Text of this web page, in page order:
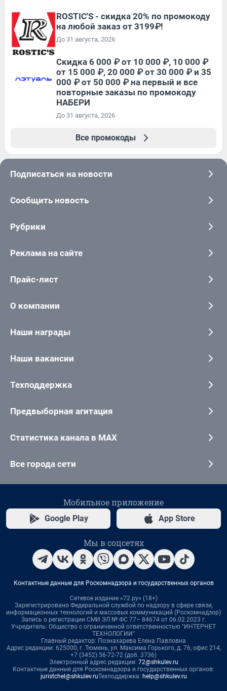
ROSTIC'S - скидка 20% по промокоду
на любой заказ от 3199₽!
До 31 августа, 2026
Скидка 6 000 ₽ от 10 000 ₽, 10 000 ₽
от 15 000 ₽, 20 000 ₽ от 30 000 ₽ и 35
000 ₽ от 50 000 ₽ на первый и все
повторные заказы по промокоду
НАБЕРИ
До 31 августа, 2026
Все промокоды
Подписаться на новости
Сообщить новость
Рубрики
Реклама на сайте
Прайс-лист
О компании
Наши награды
Наши вакансии
Техподдержка
Предвыборная агитация
Статистика канала в MAX
Все города сети
Мобильное приложение
Google Play App Store
Мы в соцсетях
Контактные данные для Роскомнадзора и государственных органов
Сетевое издание «72.ру» (18+)
Зарегистрировано Федеральной службой по надзору в сфере связи,
информационных технологий и массовых коммуникаций (Роскомнадзор)
Запись о регистрации СМИ ЭЛ № ФС 77– 84674 от 06.02.2023 г.
Учредитель: Общество с ограниченной ответственностью "ИНТЕРНЕТ
ТЕХНОЛОГИИ"
Главный редактор: Познахарева Елена Павловна
Адрес редакции: 625000, г. Тюмень, ул. Максима Горького, д. 76, офис 214,
+7 (3452) 56-72-72 (доб. 3736)
Электронный адрес редакции: 72@shkulev.ru
Контактные данные для Роскомнадзора и государственных органов:
juristchel@shkulev.ruТехподдержка: help@shkulev.ru